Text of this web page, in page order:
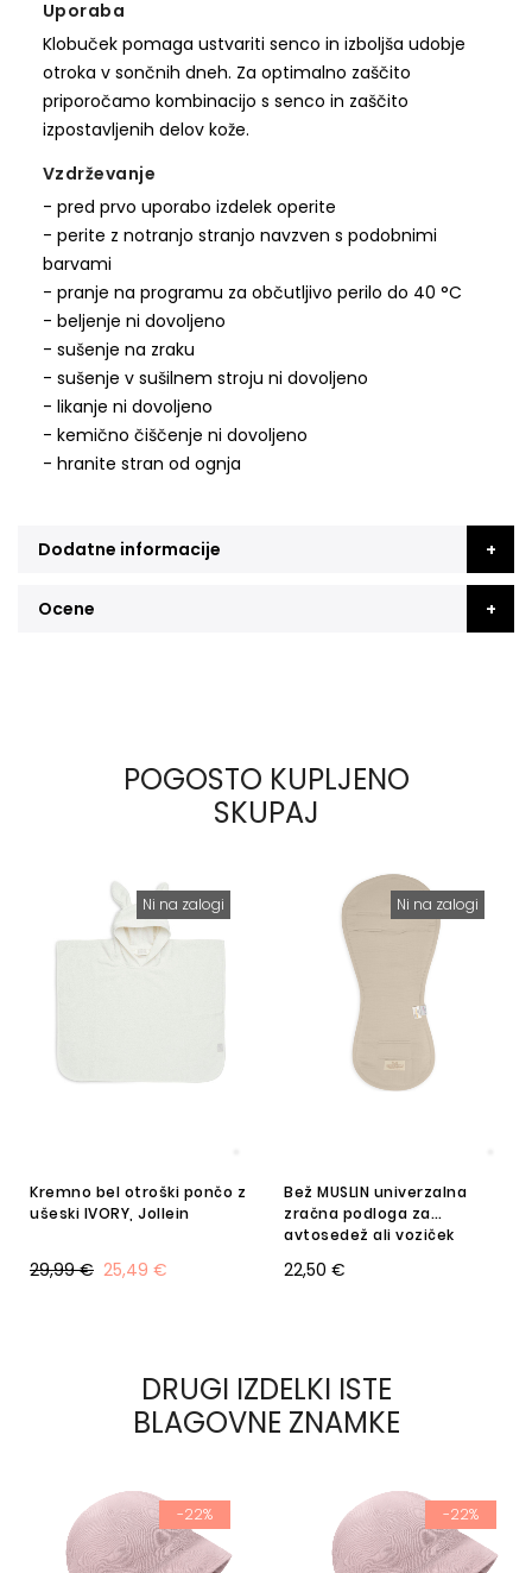
Uporaba
Klobuček pomaga ustvariti senco in izboljša udobje
otroka v sončnih dneh. Za optimalno zaščito
priporočamo kombinacijo s senco in zaščito
izpostavljenih delov kože.
Vzdrževanje
- pred prvo uporabo izdelek operite
- perite z notranjo stranjo navzven s podobnimi
barvami
- pranje na programu za občutljivo perilo do 40 °C
- beljenje ni dovoljeno
- sušenje na zraku
- sušenje v sušilnem stroju ni dovoljeno
- likanje ni dovoljeno
- kemično čiščenje ni dovoljeno
- hranite stran od ognja
Dodatne informacije
Ocene
POGOSTO KUPLJENO
SKUPAJ
Ni na zalogi
Kremno bel otroški pončo z
ušeski IVORY, Jollein
25,49 €
29,99 €
Ni na zalogi
Bež MUSLIN univerzalna
zračna podloga za
avtosedež ali voziček
22,50 €
DRUGI IZDELKI ISTE
BLAGOVNE ZNAMKE
-22% -22%